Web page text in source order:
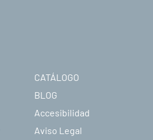
CATÁLOGO
BLOG
Accesibilidad
Aviso Legal